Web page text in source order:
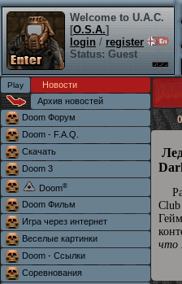
Welcome to U.A.C.
[O.S.A.]
login / register
Status: Guest
Новости
Архив новостей
Doom Форум
Doom - F.A.Q.
Скачать
Doom 3
Doom®
Doom Фильм
Игра через интернет
Веселые картинки
Doom - Ссылки
Соревнования
что